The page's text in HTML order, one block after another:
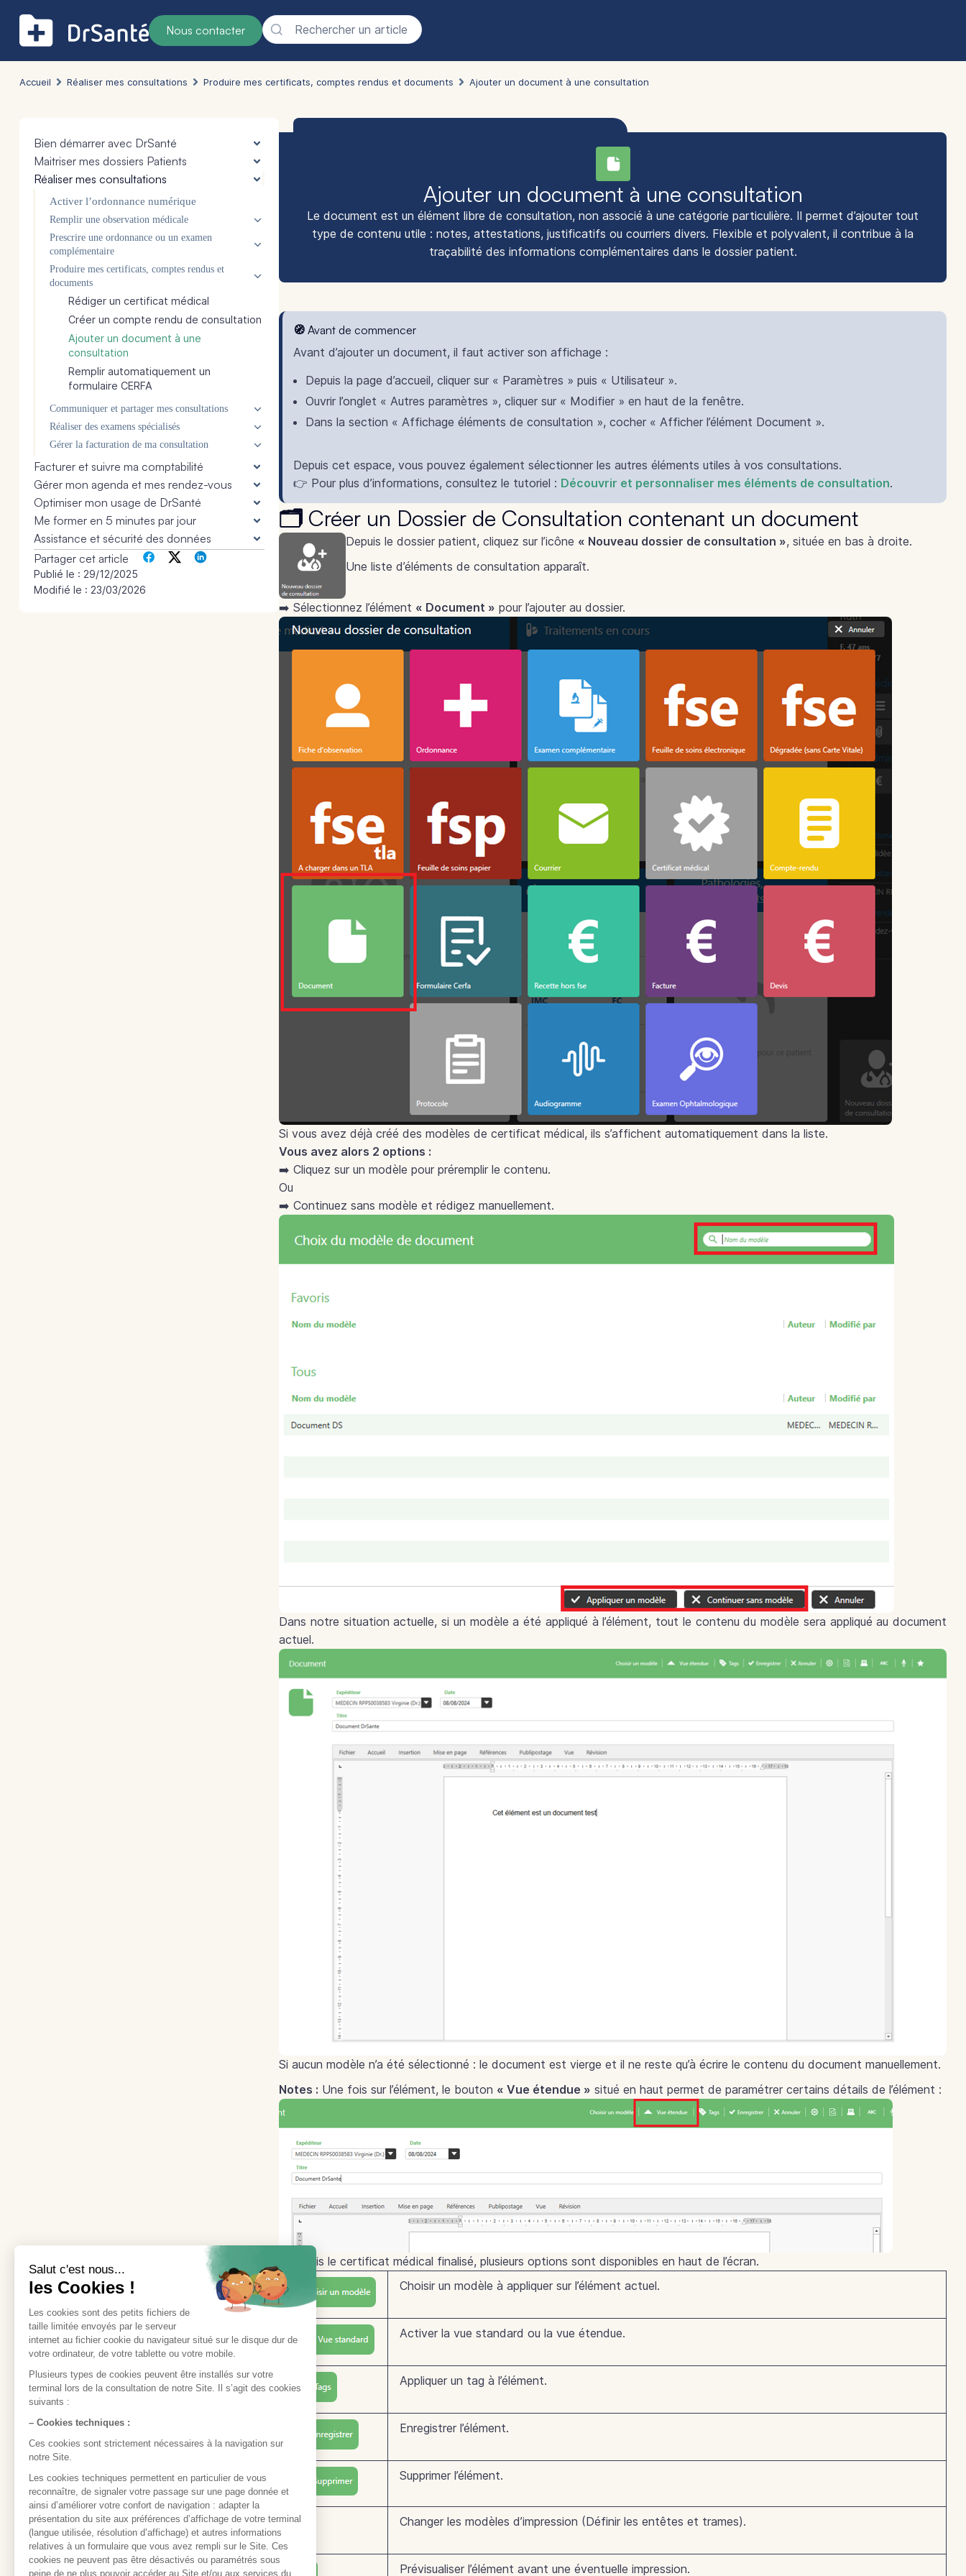
Nous contacter Rechercher un article
Accueil Réaliser mes consultations Produire mes certificats, comptes rendus et documents Ajouter un document à une consultation
Bien démarrer avec DrSanté
Maitriser mes dossiers Patients
Réaliser mes consultations
Activer l’ordonnance numérique
Remplir une observation médicale
Prescrire une ordonnance ou un examen
complémentaire
Produire mes certificats, comptes rendus et
documents
Rédiger un certificat médical
Créer un compte rendu de consultation
Ajouter un document à une
consultation
Remplir automatiquement un
formulaire CERFA
Communiquer et partager mes consultations
Réaliser des examens spécialisés
Gérer la facturation de ma consultation
Facturer et suivre ma comptabilité
Gérer mon agenda et mes rendez-vous
Optimiser mon usage de DrSanté
Me former en 5 minutes par jour
Assistance et sécurité des données
Partager cet article
Publié le : 29/12/2025
Modifié le : 23/03/2026
Ajouter un document à une consultation
Le document est un élément libre de consultation, non associé à une catégorie particulière. Il permet d’ajouter tout
type de contenu utile : notes, attestations, justificatifs ou courriers divers. Flexible et polyvalent, il contribue à la
traçabilité des informations complémentaires dans le dossier patient.
🧭 Avant de commencer
Avant d’ajouter un document, il faut activer son affichage :
Depuis la page d’accueil, cliquer sur « Paramètres » puis « Utilisateur ».
Ouvrir l’onglet « Autres paramètres », cliquer sur « Modifier » en haut de la fenêtre.
Dans la section « Affichage éléments de consultation », cocher « Afficher l’élément Document ».
Depuis cet espace, vous pouvez également sélectionner les autres éléments utiles à vos consultations.
👉 Pour plus d’informations, consultez le tutoriel : Découvrir et personnaliser mes éléments de consultation.
🗂️ Créer un Dossier de Consultation contenant un document
Depuis le dossier patient, cliquez sur l’icône « Nouveau dossier de consultation », située en bas à droite.
Une liste d’éléments de consultation apparaît.
➡️ Sélectionnez l’élément « Document » pour l’ajouter au dossier.
Si vous avez déjà créé des modèles de certificat médical, ils s’affichent automatiquement dans la liste.
Vous avez alors 2 options :
➡️ Cliquez sur un modèle pour préremplir le contenu.
Ou
➡️ Continuez sans modèle et rédigez manuellement.
Dans notre situation actuelle, si un modèle a été appliqué à l’élément, tout le contenu du modèle sera appliqué au document
actuel.
Si aucun modèle n’a été sélectionné : le document est vierge et il ne reste qu’à écrire le contenu du document manuellement.
Notes : Une fois sur l’élément, le bouton « Vue étendue » situé en haut permet de paramétrer certains détails de l’élément :
Une fois le certificat médical finalisé, plusieurs options sont disponibles en haut de l’écran.
Choisir un modèle à appliquer sur l’élément actuel.
Activer la vue standard ou la vue étendue.
Appliquer un tag à l’élément.
Enregistrer l’élément.
Supprimer l’élément.
Changer les modèles d’impression (Définir les entêtes et trames).
Prévisualiser l’élément avant une éventuelle impression.